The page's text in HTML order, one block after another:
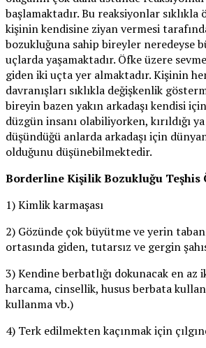
başlamaktadır. Bu reaksiyonlar
kişinin kendisine ziyan vermesi
bozukluğuna sahip bireyler neredeyse
uçlarda yaşamaktadır. Öfke üzere
giden iki uçta yer almaktadır. Kişinin
davranışları sıklıkla değişkenlik
bireyin bazen yakın arkadaşı kendisi
düzgün insanı olabiliyorken, kırıldığı
düşündüğü anlarda arkadaşı için
olduğunu düşünebilmektedir.
Borderline Kişilik Bozukluğu Teşhis
1) Kimlik karmaşası
2) Gözünde çok büyütme ve yerin
ortasında giden, tutarsız ve gergin
3) Kendine berbatlığı dokunacak en
harcama, cinsellik, husus berbata
kullanma vb.)
4) Terk edilmekten kaçınmak için